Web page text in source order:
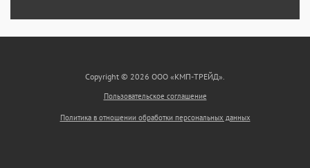
Copyright © 2026 ООО «КМП-ТРЕЙД».
Пользовательское соглашение
Политика в отношении обработки персональных данных